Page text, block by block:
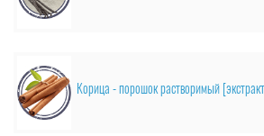
Корица - порошок растворимый